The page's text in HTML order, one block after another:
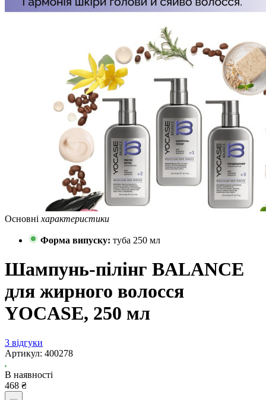
Основні характеристики
Форма випуску: туба 250 мл
Шампунь-пілінг BALANCE
для жирного волосся
YOCASE, 250 мл
3 відгуки
Артикул: 400278
В наявності
468 ₴